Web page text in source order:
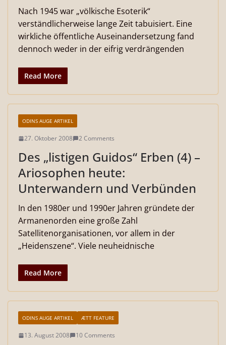
Nach 1945 war „völkische Esoterik“
verständlicherweise lange Zeit tabuisiert. Eine
wirkliche öffentliche Auseinandersetzung fand
dennoch weder in der eifrig verdrängenden
Read More
ODINS AUGE ARTIKEL
27. Oktober 2008 2 Comments
Des „listigen Guidos“ Erben (4) –
Ariosophen heute:
Unterwandern und Verbünden
In den 1980er und 1990er Jahren gründete der
Armanenorden eine große Zahl
Satellitenorganisationen, vor allem in der
„Heidenszene“. Viele neuheidnische
Read More
ODINS AUGE ARTIKEL ÆTT FEATURE
13. August 2008 10 Comments